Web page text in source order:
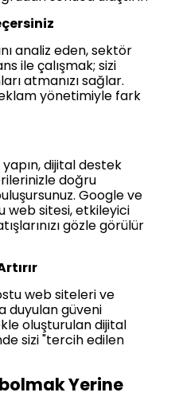
analiz eden, sektör
ile çalışmak; sizi
atmanızı sağlar.
yönetimiyle fark
dijital destek
doğru
Google ve
web sitesi, etkileyici
gözle görülür
web siteleri ve
duyulan güveni
oluşturulan dijital
sizi "tercih edilen
Yerine